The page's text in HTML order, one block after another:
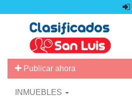
Publicar ahora
INMUEBLES